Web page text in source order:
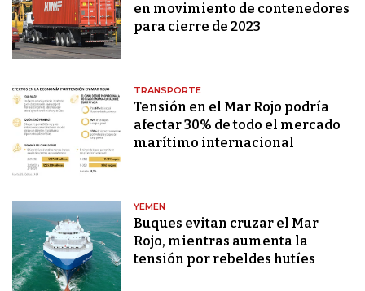
en movimiento de contenedores
para cierre de 2023
TRANSPORTE
Tensión en el Mar Rojo podría
afectar 30% de todo el mercado
marítimo internacional
YEMEN
Buques evitan cruzar el Mar
Rojo, mientras aumenta la
tensión por rebeldes hutíes